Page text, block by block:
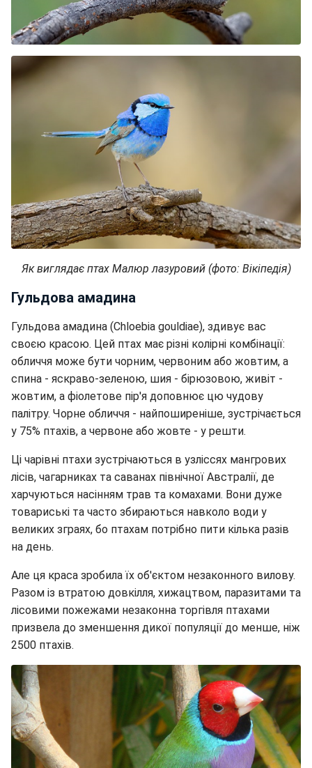
Як виглядає птах Малюр лазуровий(фото: Вікіпедія)
Гульдова амадина
Гульдова амадина (Chloebia gouldiae), здивує вас
своєю красою. Цей птах має різні колірні комбінації:
обличчя може бути чорним, червоним або жовтим, а
спина - яскраво-зеленою, шия - бірюзовою, живіт -
жовтим, а фіолетове пір'я доповнює цю чудову
палітру. Чорне обличчя - найпоширеніше, зустрічається
у 75% птахів, а червоне або жовте - у решти.
Ці чарівні птахи зустрічаються в узліссях мангрових
лісів, чагарниках та саванах північної Австралії, де
харчуються насінням трав та комахами. Вони дуже
товариські та часто збираються навколо води у
великих зграях, бо птахам потрібно пити кілька разів
на день.
Але ця краса зробила їх об'єктом незаконного вилову.
Разом із втратою довкілля, хижацтвом, паразитами та
лісовими пожежами незаконна торгівля птахами
призвела до зменшення дикої популяції до менше, ніж
2500 птахів.